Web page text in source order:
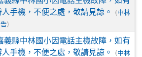
手機，不便之處，敬請見諒。
(中林
)
義縣中林國小因電話主機故障，如有
手機，不便之處，敬請見諒。
(中林